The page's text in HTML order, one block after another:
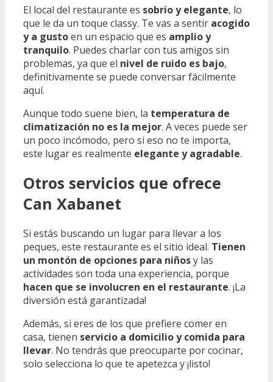
El local del restaurante es sobrio y elegante, lo
que le da un toque classy. Te vas a sentir acogido
y a gustoen un espacio que es amplio y
tranquilo. Puedes charlar con tus amigos sin
problemas, ya que el nivel de ruido es bajo,
definitivamente se puede conversar fácilmente
aquí.
Aunque todo suene bien, la temperatura de
climatización no es la mejor. A veces puede ser
un poco incómodo, pero si eso no te importa,
este lugar es realmente elegante y agradable.
Otros servicios que ofrece
Can Xabanet
Si estás buscando un lugar para llevar a los
peques, este restaurante es el sitio ideal. Tienen
un montón de opciones para niñosy las
actividades son toda una experiencia, porque
hacen que se involucren en el restaurante. ¡La
diversión está garantizada!
Además, si eres de los que prefiere comer en
casa, tienen servicio a domicilio y comida para
llevar. No tendrás que preocuparte por cocinar,
solo selecciona lo que te apetezca y ¡listo!